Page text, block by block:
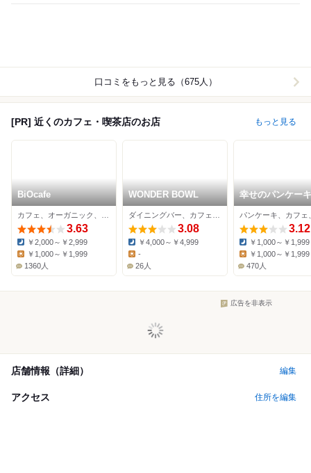
口コミをもっと見る（675人）
[PR] 近くのカフェ・喫茶店のお店 もっと見る
BiOcafe
3.63
Dinner:
￥2,000～￥2,999
￥1,000～￥1,999
1360人
WONDER BOWL
3.08
Dinner:
￥4,000～￥4,999
Lunch:
-
26人
幸せのパンケー
谷店
3.12
Dinner:
￥1,000～￥1,999
￥1,000～￥1,999
470人
広告を非表示
店舗情報（詳細） 編集
アクセス 住所を編集